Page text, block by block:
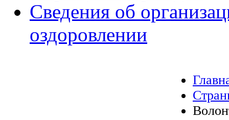
Сведения об
оздоровлении